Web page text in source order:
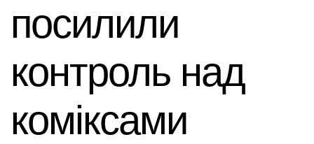
посилили
контроль над
коміксами